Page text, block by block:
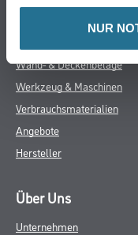
NUR
Wand- & Deckenbeläge
Werkzeug & Maschinen
Verbrauchsmaterialien
Angebote
Hersteller
Über Uns
Unternehmen